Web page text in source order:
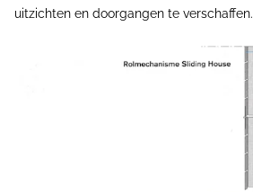
uitzichten en doorgangen te verschaffen.